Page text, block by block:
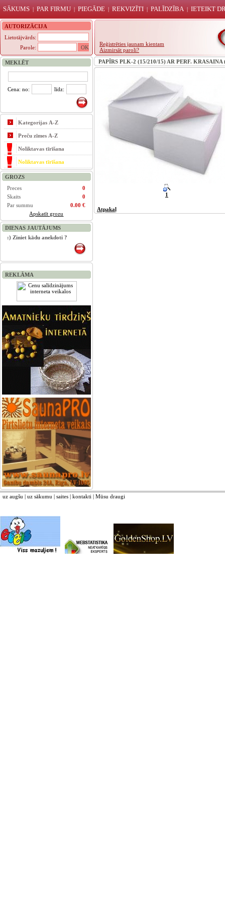
SĀKUMS | PAR FIRMU| PIEGĀDE | REKVIZĪTI | PALĪDZĪBA | IETEIKT
AUTORIZĀCIJA
Lietotājvārds:
Parole:
Reģistrēties jaunam kientam
Aizmirsāt paroli?
MEKLĒT
Cena: no: līdz:
Kategorijas A-Z
Preču zīmes A-Z
Noliktavas tīrīšana
Noliktavas tīrīšana
GROZS
Preces
0
Skaits
0
Par summu
0.00 €
Apskatīt grozu
DIENAS JAUTĀJUMS
:) Ziniet kādu anekdoti ?
REKLĀMA
PAPĪRS PLK-2 (15/210/15) AR PERF. KRASAINA
1
Atpakaļ
uz augšu | uz sākumu | saites | kontakti | Mūsu draugi